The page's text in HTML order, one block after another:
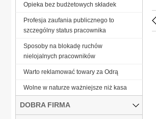
Opieka bez budżetowych składek
Profesja zaufania publicznego to
szczególny status pracownika
Sposoby na blokadę ruchów
nielojalnych pracowników
Warto reklamować towary za Odrą
Wolne w naturze ważniejsze niż kasa
DOBRA FIRMA